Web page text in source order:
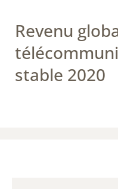
Revenu
stable 2020